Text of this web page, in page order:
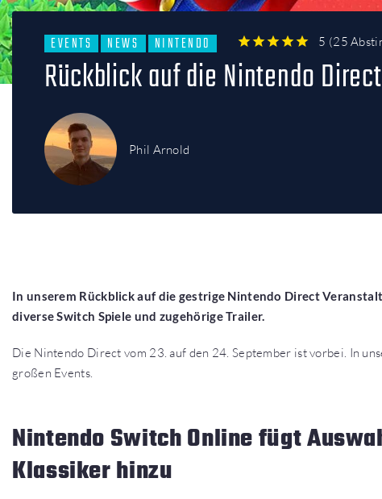
EVENTS NEWS NINTENDO 5 (25
Rückblick auf die Nintendo
Phil Arnold
In unserem Rückblick auf die gestrige Nintendo Direct
diverse Switch Spiele und zugehörige Trailer.
Die Nintendo Direct vom 23. auf den 24. September ist vorbei. In
großen Events.
Nintendo Switch Online fügt
Klassiker hinzu